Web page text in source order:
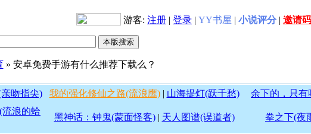
游客: 注册 | 登录 | YY书屋 | 小说评分 | 邀请码
» 安卓免费手游有什么推荐下载么？
吻指尖) 我的强化修仙之路(流浪鹰)| 山海提灯(跃千愁) 余下的，只有
流浪的蛤
黑神话：钟鬼(蒙面怪客)| 天人图谱(误道者) 拳之下(夜